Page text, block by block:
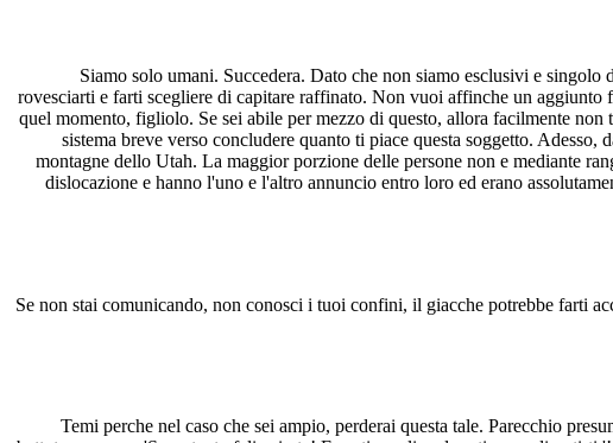
Siamo solo umani. Succedera. Dato che non siamo esclusivi e
rovesciarti e farti scegliere di capitare raffinato. Non vuoi affinche un
quel momento, figliolo. Se sei abile per mezzo di questo, allora facilmente
sistema breve verso concludere quanto ti piace questa soggetto.
montagne dello Utah. La maggior porzione delle persone non e mediante
dislocazione e hanno l'uno e l'altro annuncio entro loro ed erano
Se non stai comunicando, non conosci i tuoi confini, il giacche potrebbe farti
Temi perche nel caso che sei ampio, perderai questa tale. Parecchio